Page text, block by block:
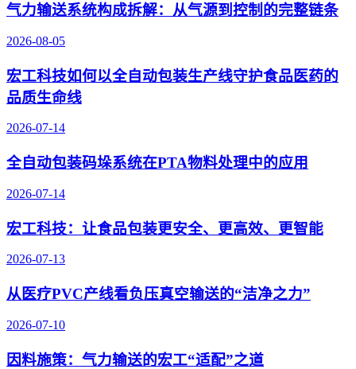
气力输送系统构成拆解：从气源到控制的完整链条
2026-08-05
宏工科技如何以全自动包装生产线守护食品医药的
品质生命线
2026-07-14
全自动包装码垛系统在PTA物料处理中的应用
2026-07-14
宏工科技：让食品包装更安全、更高效、更智能
2026-07-13
从医疗PVC产线看负压真空输送的“洁净之力”
2026-07-10
因料施策：气力输送的宏工“适配”之道